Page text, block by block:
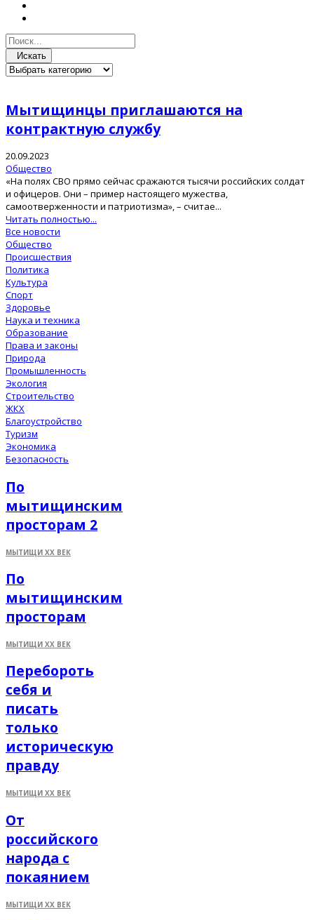
Искать
Мытищинцы приглашаются на
контрактную службу
20.09.2023
Общество
«На полях СВО прямо сейчас сражаются тысячи российских солдат
и офицеров. Они – пример настоящего мужества,
самоотверженности и патриотизма», – считае...
Читать полностью...
Все новости
Общество
Происшествия
Политика
Культура
Спорт
Здоровье
Наука и техника
Образование
Права и законы
Природа
Промышленность
Экология
Строительство
ЖКХ
Благоустройство
Туризм
Экономика
Безопасность
По
мытищинским
просторам 2
МЫТИЩИ XX ВЕК
По
мытищинским
просторам
МЫТИЩИ XX ВЕК
Перебороть
себя и
писать
только
историческую
правду
МЫТИЩИ XX ВЕК
От
российского
народа с
покаянием
МЫТИЩИ XX ВЕК